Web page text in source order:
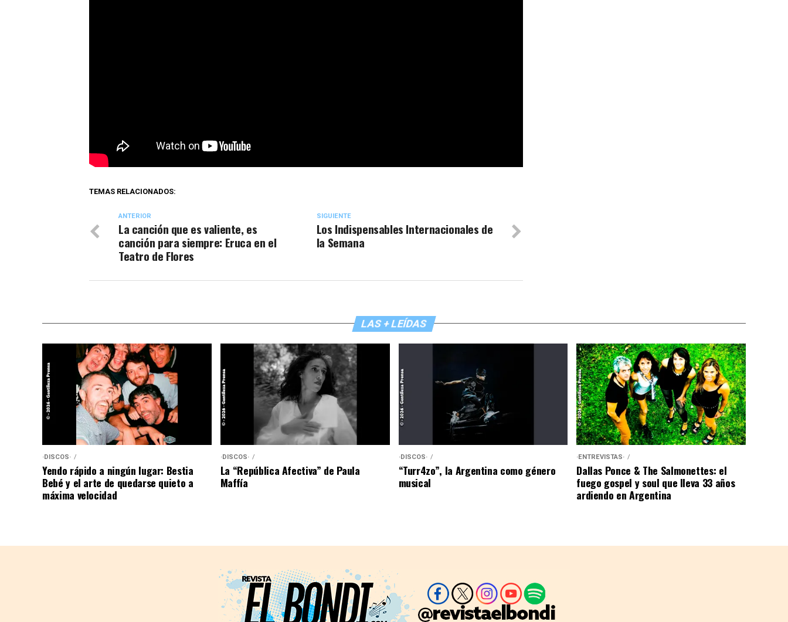
TEMAS RELACIONADOS:
SIGUIENTE
Los Indispensables Internacionales de
la Semana
ANTERIOR
La canción que es valiente, es
canción para siempre: Eruca en el
Teatro de Flores
LAS + LEÍDAS
·DISCOS·
Yendo rápido a ningún lugar: Bestia
Bebé y el arte de quedarse quieto a
máxima velocidad
·DISCOS·
La “República Afectiva” de Paula
Maffía
·DISCOS·
“Turr4zo”, la Argentina como género
musical
·ENTREVISTAS·
Dallas Ponce & The Salmonettes: el
fuego gospel y soul que lleva 33 años
ardiendo en Argentina